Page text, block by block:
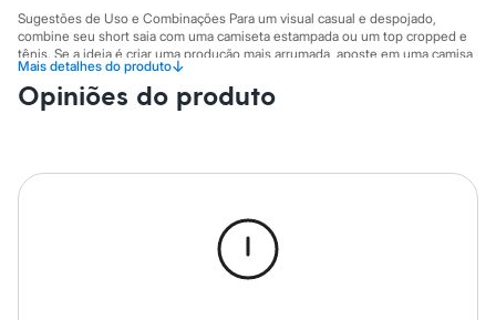
Moda praia
Biquínis
Maiôs
Saídas de praia
Personagens
Casacos e Jaquetas
Sugestões de Uso e Combinações Para um visual casual e despojado,
combine seu short saia com uma camiseta estampada ou um top cropped e
tênis. Se a ideia é criar uma produção mais arrumada, aposte em uma camisa
de tecido fluido, um body e sandálias de salto ou botas. A peça também fica
ótima com jaquetas e blazers, transitando facilmente entre o dia e a noite.
Mais detalhes do produto↓
100% algodão
Opiniões do produto